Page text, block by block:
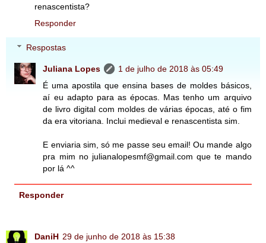
renascentista?
Responder
Respostas
Juliana Lopes
1 de julho de 2018 às 05:49
É uma apostila que ensina bases de moldes básicos,
aí eu adapto para as épocas. Mas tenho um arquivo
de livro digital com moldes de várias épocas, até o fim
da era vitoriana. Inclui medieval e renascentista sim.
E enviaria sim, só me passe seu email! Ou mande algo
pra mim no julianalopesmf@gmail.com que te mando
por lá ^^
Responder
DaniH 29 de junho de 2018 às 15:38